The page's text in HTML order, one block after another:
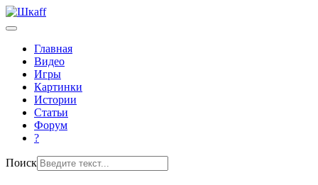
Главная
Видео
Игры
Картинки
Истории
Статьи
Форум
?
Поиск